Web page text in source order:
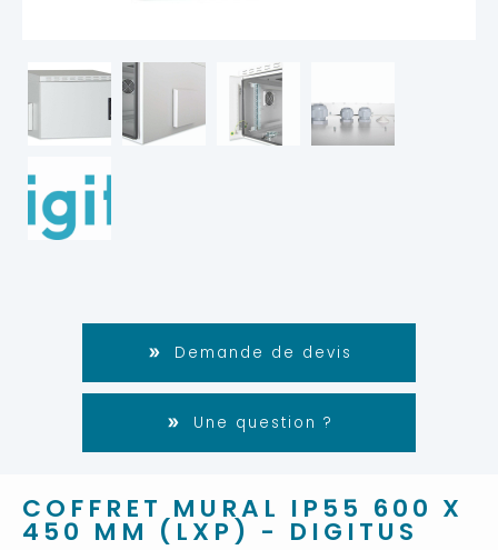
Demande de devis
Une question ?
COFFRET MURAL IP55 600 X
450 MM (LXP) - DIGITUS